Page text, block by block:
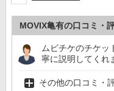
MOVIX亀有の口コミ・
ムビチケのチケッ
寧に説明してくれ
その他の口コミ・